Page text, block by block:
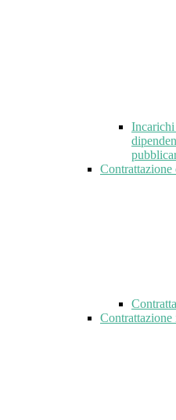
Contrattazione
Contrattazione